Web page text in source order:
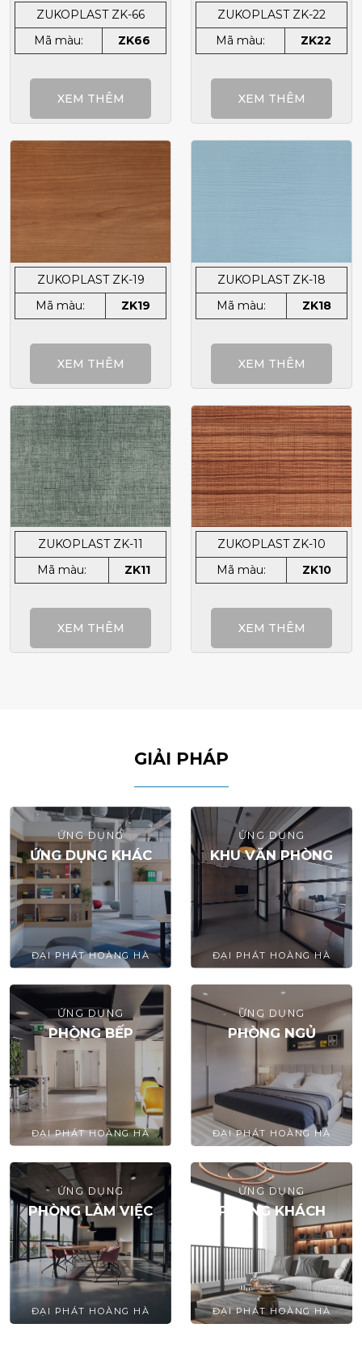
ZUKOPLAST ZK-66
Mã màu:
ZK66
XEM THÊM
ZUKOPLAST ZK-22
Mã màu:
ZK22
XEM THÊM
ZUKOPLAST ZK-19
Mã màu:
ZK19
XEM THÊM
ZUKOPLAST ZK-18
Mã màu:
ZK18
XEM THÊM
ZUKOPLAST ZK-11
Mã màu:
ZK11
XEM THÊM
ZUKOPLAST ZK-10
Mã màu:
ZK10
XEM THÊM
GIẢI PHÁP
ỨNG DỤNG
ỨNG DỤNG KHÁC
ĐẠI PHÁT HOÀNG HÀ
ỨNG DỤNG
KHU VĂN PHÒNG
ĐẠI PHÁT HOÀNG HÀ
ỨNG DỤNG
PHÒNG BẾP
ĐẠI PHÁT HOÀNG HÀ
ỨNG DỤNG
PHÒNG NGỦ
ĐẠI PHÁT HOÀNG HÀ
ỨNG DỤNG
PHÒNG LÀM VIỆC
ĐẠI PHÁT HOÀNG HÀ
ỨNG DỤNG
PHÒNG KHÁCH
ĐẠI PHÁT HOÀNG HÀ